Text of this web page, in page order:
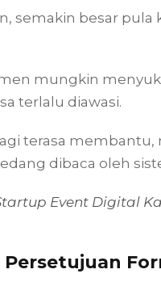
semakin besar
mungkin
terlalu diawasi.
terasa
dibaca oleh
Event Digital